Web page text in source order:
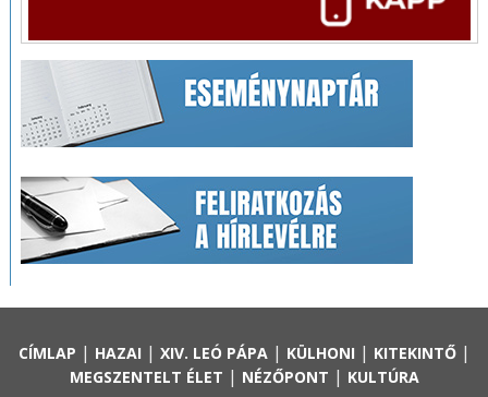
CÍMLAP | HAZAI | XIV. LEÓ PÁPA| KÜLHONI | KITEKINTŐ|
MEGSZENTELT ÉLET | NÉZŐPONT | KULTÚRA